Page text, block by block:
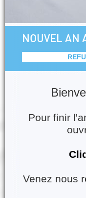
NOUVEL AN
Pour finir
Venez nous